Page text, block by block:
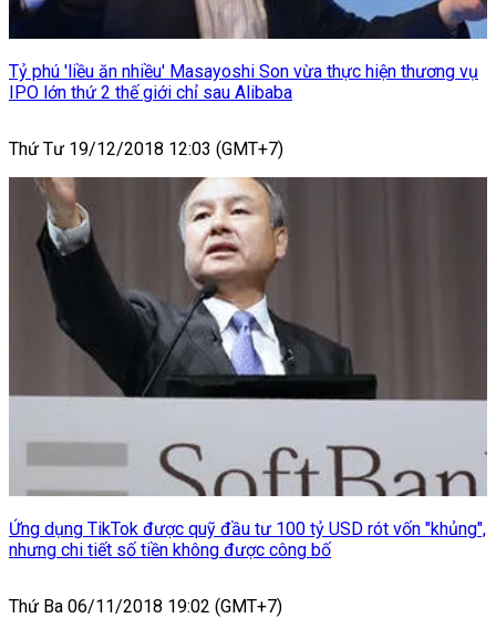
Tỷ phú 'liều ăn nhiều' Masayoshi Son vừa thực hiện thương vụ
IPO lớn thứ 2 thế giới chỉ sau Alibaba
Thứ Tư 19/12/2018 12:03 (GMT+7)
Ứng dụng TikTok được quỹ đầu tư 100 tỷ USD rót vốn "khủng",
nhưng chi tiết số tiền không được công bố
Thứ Ba 06/11/2018 19:02 (GMT+7)